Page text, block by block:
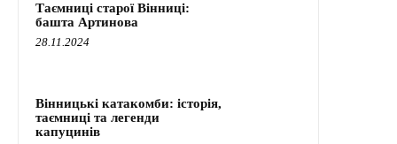
Таємниці старої Вінниці:
башта Артинова
28.11.2024
Вінницькі катакомби: історія,
таємниці та легенди
капуцинів